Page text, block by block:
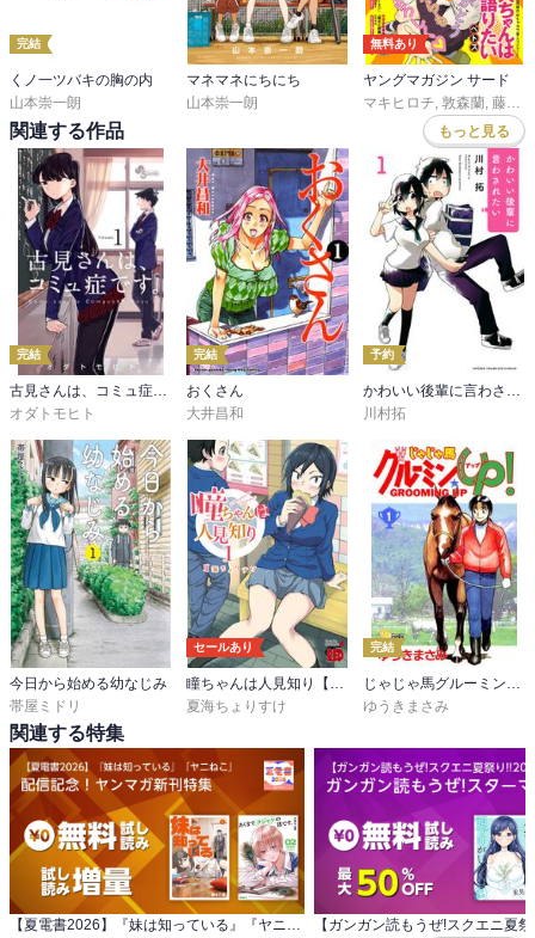
完結
くノ一ツバキの胸の内
山本崇一朗
マネマネにちにち
山本崇一朗
無料あり
ヤングマガジン サード
マキヒロチ 敦森蘭 藤原ヒロユキ
関連する作品 もっと見る
完結
古見さんは、コミュ症です。
オダトモヒト
完結
おくさん
大井昌和
予約
かわいい後輩に言わされたい
川村拓
今日から始める幼なじみ
帯屋ミドリ
セールあり
夏海ちょりすけ
完結
ゆうきまさみ
関連する特集